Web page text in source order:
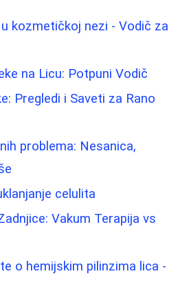
kozmetičkoj nezi - Vodič za
na Licu: Potpuni Vodič
Pregledi i Saveti za Rano
problema: Nesanica,
celulita
Vakum Terapija vs
o hemijskim pilinzima lica -